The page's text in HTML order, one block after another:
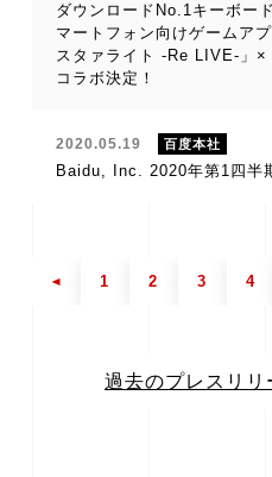
ダウンロードNo.1キーボー
マートフォン向けゲームア
スタァライト -Re LIVE-」×
コラボ決定！
2020.05.19 百度本社
Baidu, Inc. 2020年第1四半
1 2 3 4
過去のプレスリリ